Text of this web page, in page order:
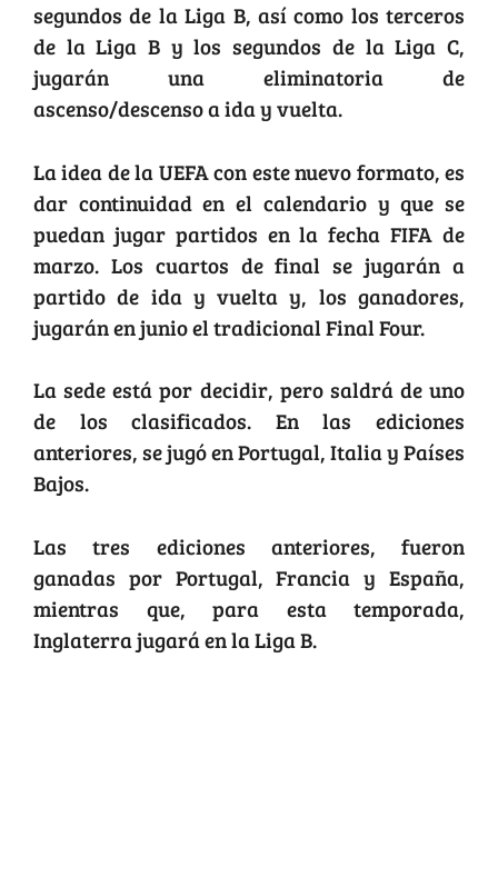
segundos de la Liga B, así como los terceros
de la Liga B y los segundos de la Liga C,
jugarán una eliminatoria de
ascenso/descenso a ida y vuelta.
La idea de la UEFA con este nuevo formato, es
dar continuidad en el calendario y que se
puedan jugar partidos en la fecha FIFA de
marzo. Los cuartos de final se jugarán a
partido de ida y vuelta y, los ganadores,
jugarán en junio el tradicional Final Four.
La sede está por decidir, pero saldrá de uno
de los clasificados. En las ediciones
anteriores, se jugó en Portugal, Italia y Países
Bajos.
Las tres ediciones anteriores, fueron
ganadas por Portugal, Francia y España,
mientras que, para esta temporada,
Inglaterra jugará en la Liga B.